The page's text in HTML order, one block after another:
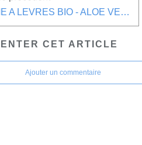
BAUME A LEVRES BIO - ALOE VERA
CET ARTICLE
Ajouter un commentaire